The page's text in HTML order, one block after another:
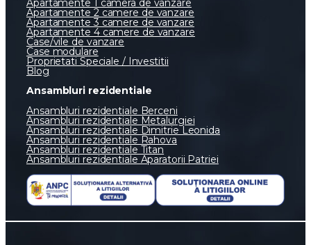
Apartamente 2 camere de vanzare
Apartamente 3 camere de vanzare
Apartamente 4 camere de vanzare
Case/vile de vanzare
Case modulare
Proprietati Speciale / Investitii
Blog
Ansambluri rezidentiale
Ansambluri rezidentiale Berceni
Ansambluri rezidentiale Metalurgiei
Ansambluri rezidentiale Dimitrie Leonida
Ansambluri rezidentiale Rahova
Ansambluri rezidentiale Titan
Ansambluri rezidentiale Aparatorii Patriei